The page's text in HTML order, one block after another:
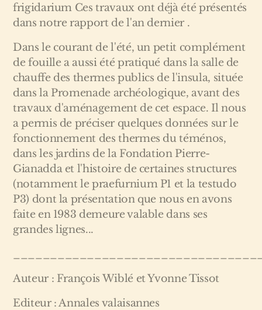
frigidarium Ces travaux ont déjà été présentés
dans notre rapport de l'an dernier .
Dans le courant de l'été, un petit complément
de fouille a aussi été pratiqué dans la salle de
chauffe des thermes publics de l'insula, située
dans la Promenade archéologique, avant des
travaux d'aménagement de cet espace. Il nous
a permis de préciser quelques données sur le
fonctionnement des thermes du téménos,
dans les jardins de la Fondation Pierre-
Gianadda et l'histoire de certaines structures
(notamment le praefurnium P1 et la testudo
P3) dont la présentation que nous en avons
faite en 1983 demeure valable dans ses
grandes lignes...
Auteur : François Wiblé et Yvonne Tissot
Editeur : Annales valaisannes